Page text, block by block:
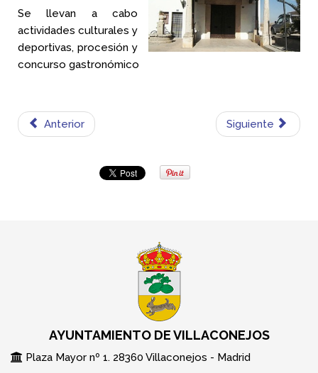
Se llevan a cabo
actividades culturales y
deportivas, procesión y
concurso gastronómico
Anterior Siguiente
AYUNTAMIENTO DE VILLACONEJOS
Plaza Mayor nº 1. 28360 Villaconejos - Madrid